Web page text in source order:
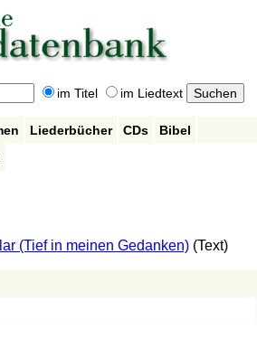
im Titel im Liedtext
Liederbücher CDs
Bibel
(Tief in meinen Gedanken) (Text)